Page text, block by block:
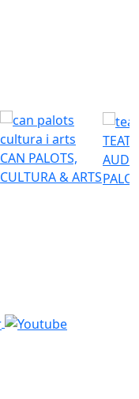
CAN PALOTS,
CULTURA & ARTS